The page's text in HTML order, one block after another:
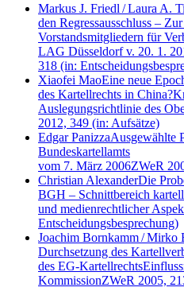
Markus J. Friedl /Laura A.
den Regressausschluss –
Vorstandsmitgliedern für
LAG Düsseldorf v. 20. 1.
318 (in:
Xiaofei MaoEine neue
des Kartellrechts in China?
Auslegungsrichtlinie des
2012, 349 (in: Aufsätze)
Edgar PanizzaAusgewählte
Bundeskartellamts
vom 7. März 2006ZWeR
Christian AlexanderDie
BGH – Schnittbereich
und medienrechtlicher
Entscheidungsbesprechung)
Joachim Bornkamm/Mirko
Durchsetzung des
des EG-Kartellrechts
KommissionZWeR 2005,